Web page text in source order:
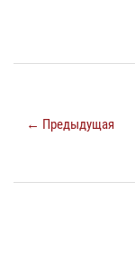
← Предыдущая